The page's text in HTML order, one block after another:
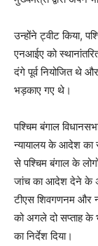
उन्होंने ट्वीट किया,
एनआईए को
दंगे पूर्व नियोजित थे
भड़काए गए थे।
पश्चिम बंगाल
न्यायालय के आदेश का
से पश्चिम बंगाल के
जांच का आदेश देने के
टीएस शिवगणनम और
को अगले दो सप्ताह के
का निर्देश दिया।